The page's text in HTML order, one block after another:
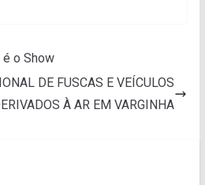
é o Show
DE FUSCAS E VEÍCULOS
À AR EM VARGINHA